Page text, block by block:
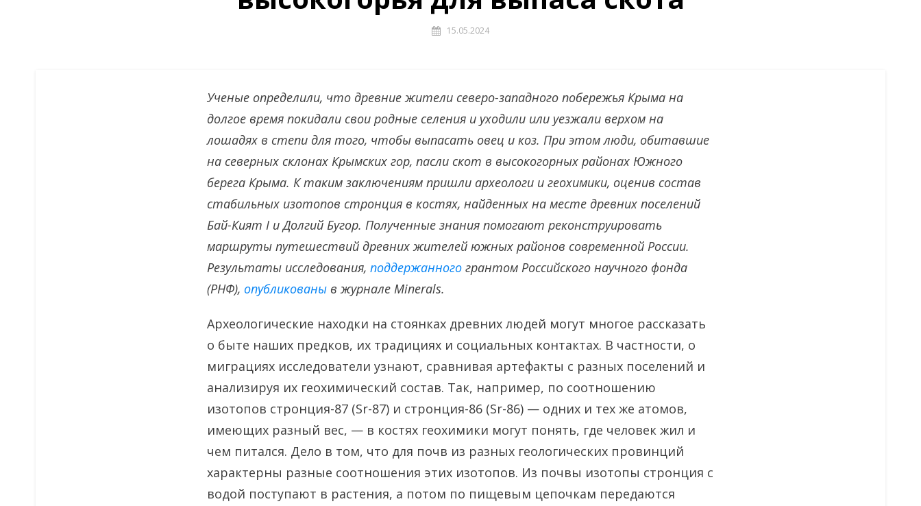
15.05.2024
Ученые определили, что древние жители северо-западного побережья Крыма на
долгое время покидали свои родные селения и уходили или уезжали верхом на
лошадях в степи для того, чтобы выпасать овец и коз. При этом люди, обитавшие
на северных склонах Крымских гор, пасли скот в высокогорных районах Южного
берега Крыма. К таким заключениям пришли археологи и геохимики, оценив состав
стабильных изотопов стронция в костях, найденных на месте древних поселений
Бай-Кият I и Долгий Бугор. Полученные знания помогают реконструировать
маршруты путешествий древних жителей южных районов современной России.
Результаты исследования, поддержанного грантом Российского научного фонда
(РНФ), опубликованы в журнале Minerals.
Археологические находки на стоянках древних людей могут многое рассказать
о быте наших предков, их традициях и социальных контактах. В частности, о
миграциях исследователи узнают, сравнивая артефакты с разных поселений и
анализируя их геохимический состав. Так, например, по соотношению
изотопов стронция-87 (Sr-87) и стронция-86 (Sr-86) — одних и тех же атомов,
имеющих разный вес, — в костях геохимики могут понять, где человек жил и
чем питался. Дело в том, что для почв из разных геологических провинций
характерны разные соотношения этих изотопов. Из почвы изотопы стронция с
водой поступают в растения, а потом по пищевым цепочкам передаются